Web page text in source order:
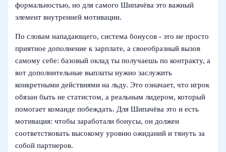
формальностью, но для самого Шипачёва это важный
элемент внутренней мотивации.
По словам нападающего, система бонусов - это не просто
приятное дополнение к зарплате, а своеобразный вызов
самому себе: базовый оклад ты получаешь по контракту, а
вот дополнительные выплаты нужно заслужить
конкретными действиями на льду. Это означает, что игрок
обязан быть не статистом, а реальным лидером, который
помогает команде побеждать. Для Шипачёва это и есть
мотивация: чтобы заработали бонусы, он должен
соответствовать высокому уровню ожиданий и тянуть за
собой партнеров.